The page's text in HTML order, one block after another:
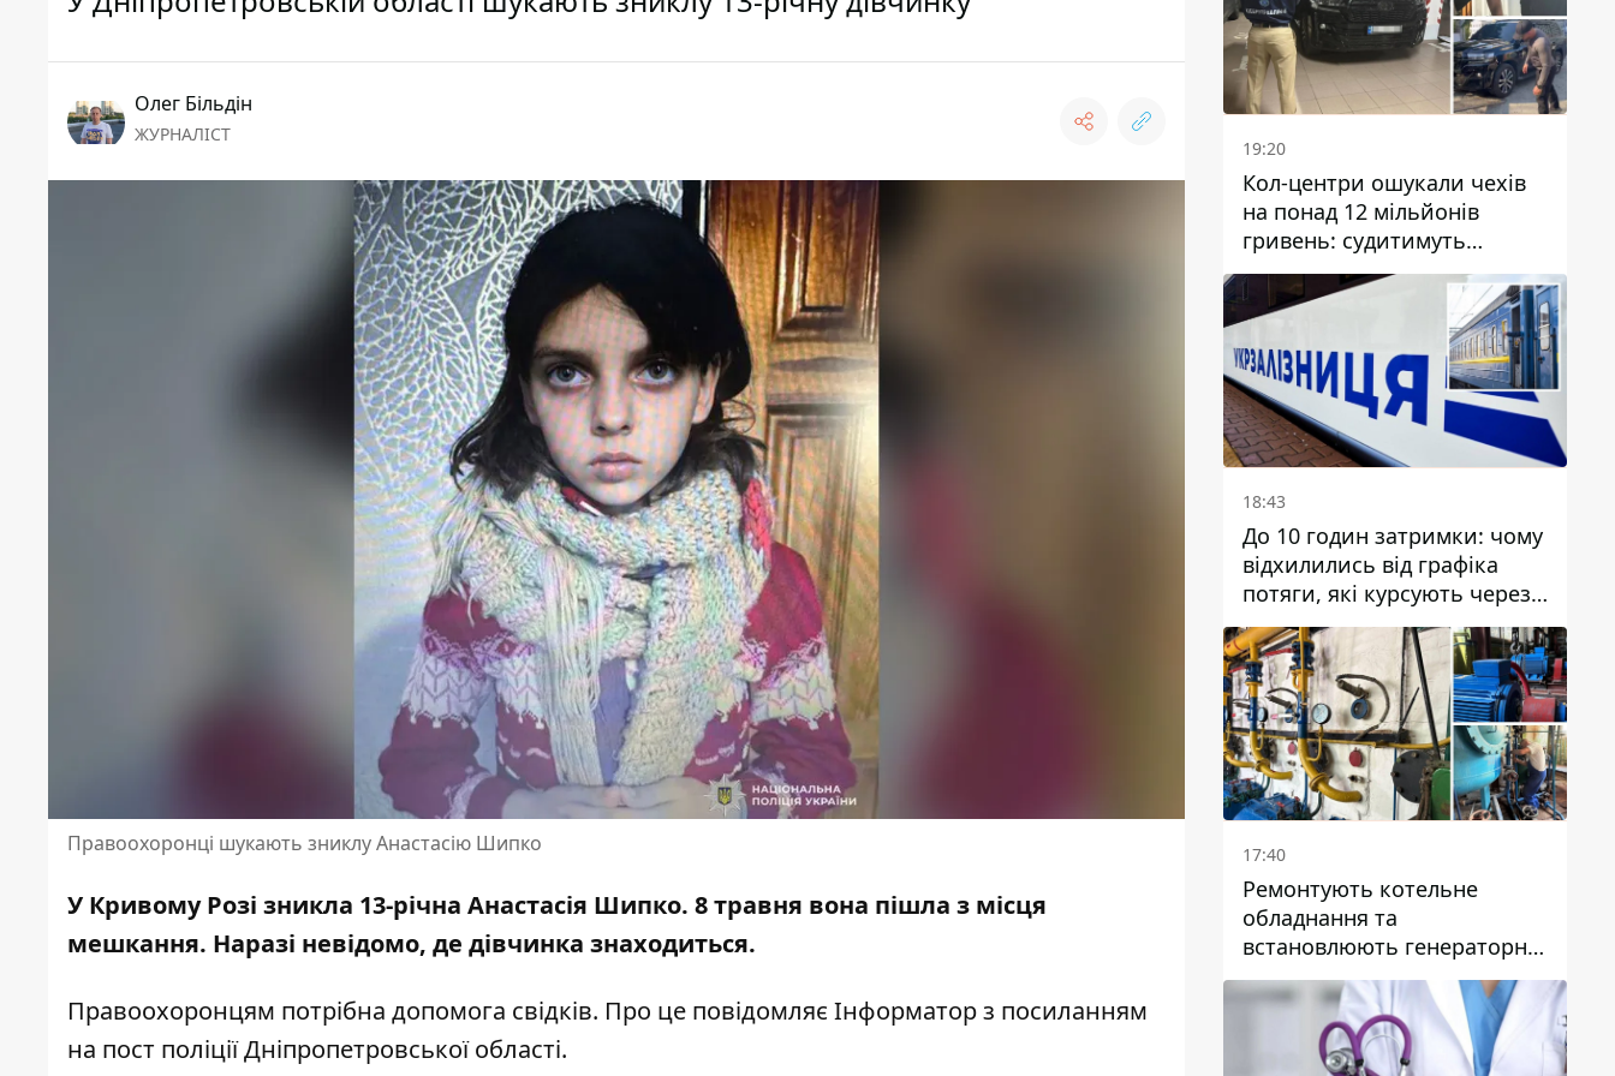
Олег Більдін
ЖУРНАЛІСТ
Правоохоронці шукають зниклу Анастасію Шипко
У Кривому Розі зникла 13-річна Анастасія Шипко. 8 травня вона пішла з місця
мешкання. Наразі невідомо, де дівчинка знаходиться.
Правоохоронцям потрібна допомога свідків. Про це повідомляє Інформатор з посиланням
на пост поліції Дніпропетровської області.
19:20
Кол-центри ошукали чехів
на понад 12 мільйонів
гривень: судитимуть
дніпрянина, який
організував
транснаціональну злочинну
організацію
18:43
До 10 годин затримки: чому
відхилились від графіка
потяги, які курсують через
Дніпро та область
17:40
Ремонтують котельне
обладнання та
встановлюють генераторні
установки: як у Дніпрі
готуються до
опалювального сезону